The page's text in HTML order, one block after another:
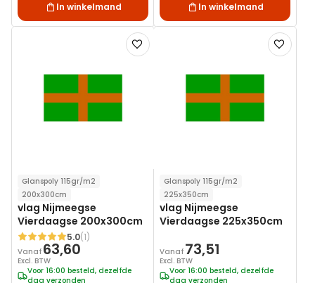
In winkelmand In winkelmand
Voeg
toe
Glanspoly 115gr/m2
200x300cm
vlag Nijmeegse
Vierdaagse 200x300cm
Waardering:
5.0(1)
Vanaf 63,60
Excl. BTW
Voor 16:00 besteld, dezelfde
dag verzonden
Voeg
toe
Glanspoly 115gr/m2
225x350cm
vlag Nijmeegse
Vierdaagse 225x350cm
Vanaf 73,51
Excl. BTW
Voor 16:00 besteld, dezelfde
dag verzonden